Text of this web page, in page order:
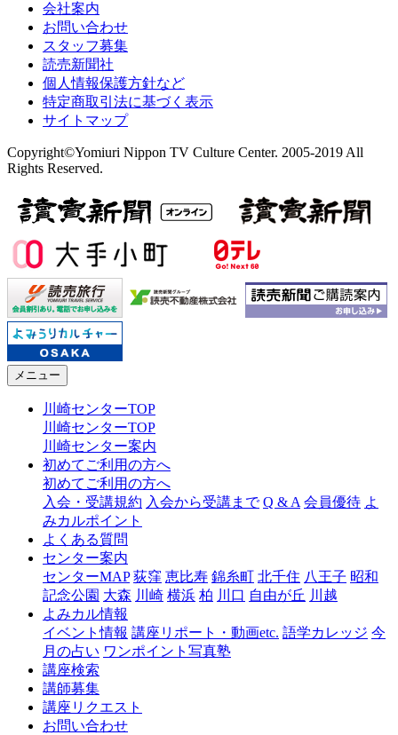
会社案内
お問い合わせ
スタッフ募集
読売新聞社
個人情報保護方針など
特定商取引法に基づく表示
サイトマップ
Copyright©Yomiuri Nippon TV Culture Center. 2005-2019 All
Rights Reserved.
メニュー
川崎センターTOP
川崎センターTOP
川崎センター案内
初めてご利用の方へ
初めてご利用の方へ
入会・受講規約 入会から受講まで Q & A 会員優待 よ
みカルポイント
よくある質問
センター案内
センターMAP 荻窪 恵比寿 錦糸町 北千住 八王子 昭和
記念公園 大森 川崎 横浜 柏 川口 自由が丘 川越
よみカル情報
イベント情報 講座リポート・動画etc. 語学カレッジ 今
月の占い ワンポイント写真塾
講座検索
講師募集
講座リクエスト
お問い合わせ